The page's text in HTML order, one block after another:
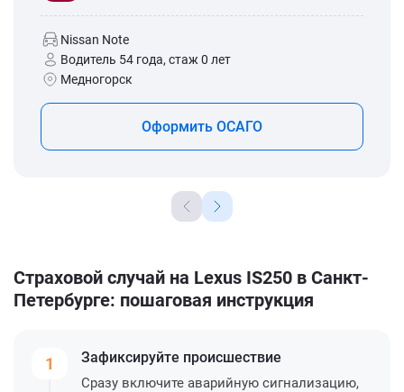
Nissan Note
Водитель 54 года, стаж 0 лет
Медногорск
Оформить ОСАГО
Страховой случай на Lexus IS250 в Санкт-
Петербурге: пошаговая инструкция
1 Зафиксируйте происшествие
Сразу включите аварийную сигнализацию,